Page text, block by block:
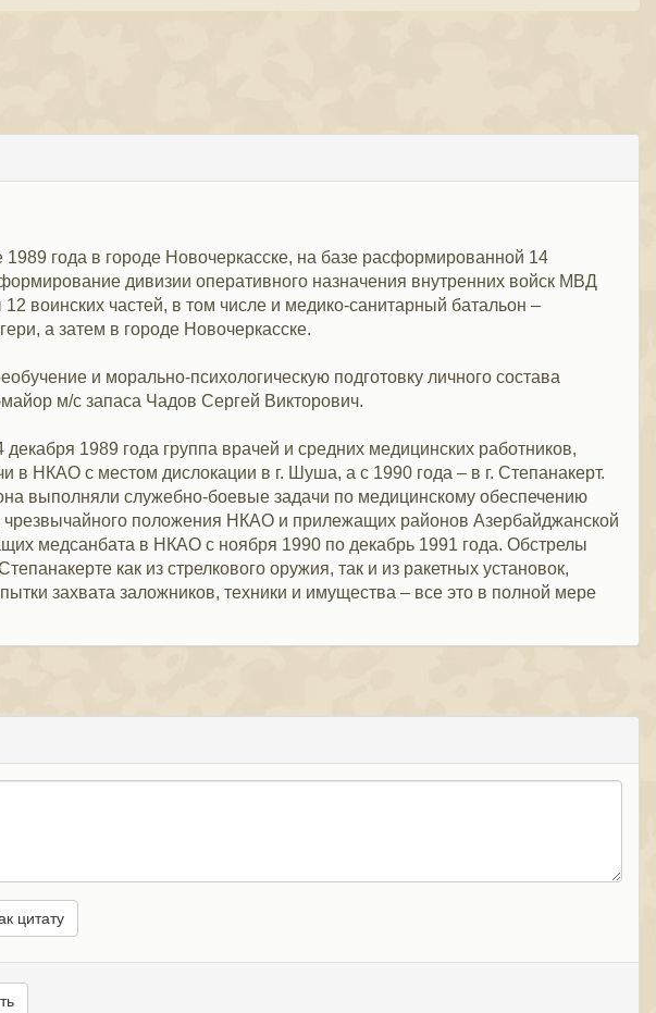
года в городе Новочеркасске, на базе расформированной 14
дивизии оперативного назначения внутренних войск МВД
частей, в том числе и медико-санитарный батальон –
а затем в городе Новочеркасске.
и морально-психологическую подготовку личного состава
м/с запаса Чадов Сергей Викторович.
1989 года группа врачей и средних медицинских работников,
НКАО с местом дислокации в г. Шуша, а с 1990 года – в г. Степанакерт.
выполняли служебно-боевые задачи по медицинскому обеспечению
положения НКАО и прилежащих районов Азербайджанской
медсанбата в НКАО с ноября 1990 по декабрь 1991 года. Обстрелы
как из стрелкового оружия, так и из ракетных установок,
захвата заложников, техники и имущества – все это в полной мере